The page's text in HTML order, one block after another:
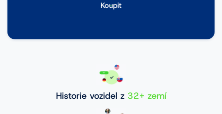
Koupit
Historie vozidel z 32+ zemí